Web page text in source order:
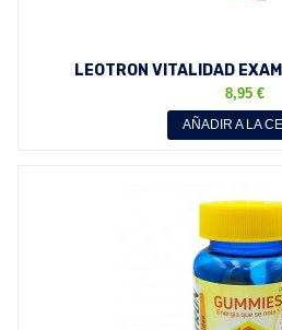
LEOTRON VITALIDAD
8,95 €
AÑADIR A LA